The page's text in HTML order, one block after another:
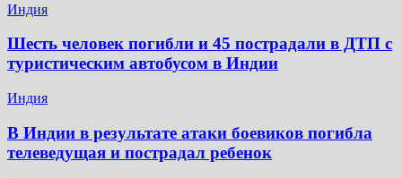
Индия
Шесть человек погибли и 45 пострадали в ДТП с
туристическим автобусом в Индии
Индия
В Индии в результате атаки боевиков погибла
телеведущая и пострадал ребенок